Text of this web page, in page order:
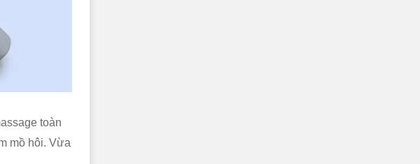
toàn
mồ hôi. Vừa